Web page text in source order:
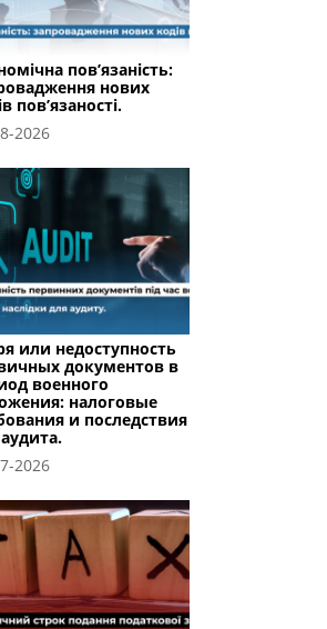
пов’язаність:
нових
пов’язаності.
2026
или недоступность
документов в
военного
налоговые
и последствия
2026